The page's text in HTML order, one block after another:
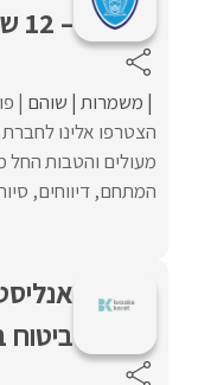
– 12 שעות – שכר 45 ש"ח
משמרות שוהם
הצטרפו אלינו
מעולים והטבות החל
המתחם, דיווחים,